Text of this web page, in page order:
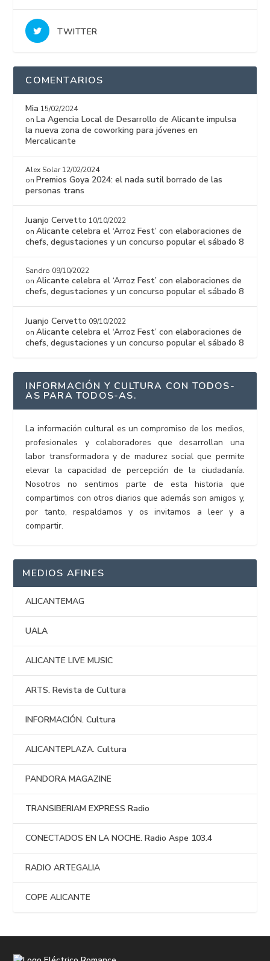
TWITTER
COMENTARIOS
Mia 15/02/2024
onLa Agencia Local de Desarrollo de Alicante impulsa
la nueva zona de coworking para jóvenes en
Mercalicante
Alex Solar 12/02/2024
onPremios Goya 2024: el nada sutil borrado de las
personas trans
Juanjo Cervetto 10/10/2022
onAlicante celebra el ‘Arroz Fest’ con elaboraciones de
chefs, degustaciones y un concurso popular el sábado 8
Sandro 09/10/2022
onAlicante celebra el ‘Arroz Fest’ con elaboraciones de
chefs, degustaciones y un concurso popular el sábado 8
Juanjo Cervetto 09/10/2022
onAlicante celebra el ‘Arroz Fest’ con elaboraciones de
chefs, degustaciones y un concurso popular el sábado 8
INFORMACIÓN Y CULTURA CON TODOS-
AS PARA TODOS-AS.
La información cultural es un compromiso de los medios,
profesionales y colaboradores que desarrollan una
labor transformadora y de madurez social que permite
elevar la capacidad de percepción de la ciudadanía.
Nosotros no sentimos parte de esta historia que
compartimos con otros diarios que además son amigos y,
por tanto, respaldamos y os invitamos a leer y a
compartir.
MEDIOS AFINES
ALICANTEMAG
UALA
ALICANTE LIVE MUSIC
ARTS. Revista de Cultura
INFORMACIÓN. Cultura
ALICANTEPLAZA. Cultura
PANDORA MAGAZINE
TRANSIBERIAM EXPRESS Radio
CONECTADOS EN LA NOCHE. Radio Aspe 103.4
RADIO ARTEGALIA
COPE ALICANTE